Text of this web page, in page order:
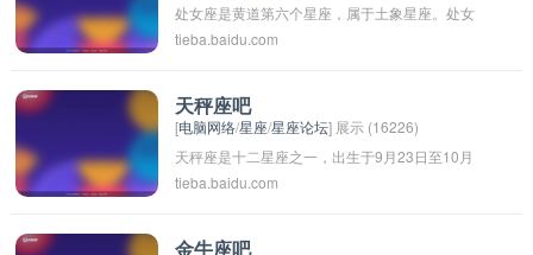
有点严肃和保守，但他们的内心深处也充满了热
情和梦想。希望以上信息能够帮助你更了解魔羯
处女座是黄道第六个星座，属于土象星座。处女
座的人通常有着细心、聪明、务实、完美主义的
于分析和解决问题。 处女座的人一般都有很强的
责任感和自律性，他们努力工作，追求事业成
功，不轻易放弃自己的目标。同时，处女座的人
也非常注重健康和生活品质，他们会注意饮食、
处女座的人是非常值得信赖和依靠的朋友和伴
tieba.baidu.com
天秤座吧
[电脑网络/星座/星座论坛] 展示 (16226)
天秤座是十二星座之一，出生于9月23日至10月
23日之间。天秤座的人通常具有迷人的个性，善
重公平和正义，但有时也会犹豫不决或优柔寡
tieba.baidu.com
金牛座吧